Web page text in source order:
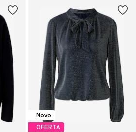
Novo
OFERTA